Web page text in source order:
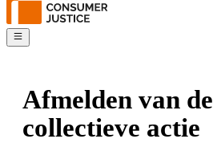
Afmelden van de
collectieve actie